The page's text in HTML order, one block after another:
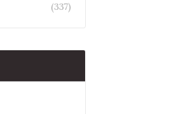
(337)